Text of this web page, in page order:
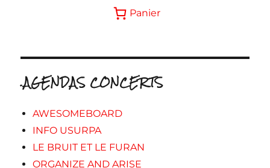
Panier
.AGENDAS CONCERTS
AWESOMEBOARD
INFO USURPA
LE BRUIT ET LE FURAN
ORGANIZE AND ARISE